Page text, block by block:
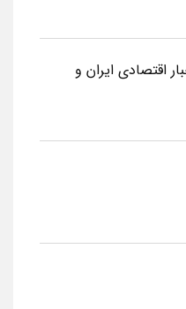
اقتصادی ایران و